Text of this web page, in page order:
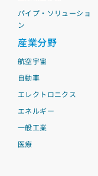
パイプ・ソリューショ
ン
産業分野
航空宇宙
自動車
エレクトロニクス
エネルギー
一般工業
医療